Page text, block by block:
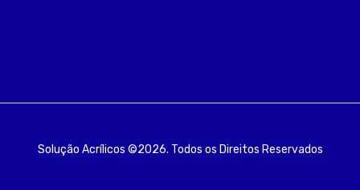
Solução Acrílicos ©2026. Todos os Direitos Reservados